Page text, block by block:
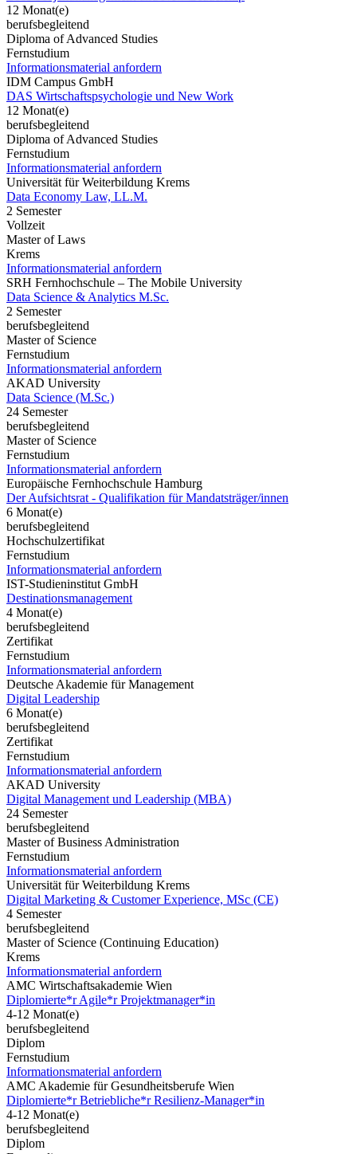
12 Monat(e)
berufsbegleitend
Diploma of Advanced Studies
Fernstudium
Informationsmaterial anfordern
IDM Campus GmbH
DAS Wirtschaftspsychologie und New Work
12 Monat(e)
berufsbegleitend
Diploma of Advanced Studies
Fernstudium
Informationsmaterial anfordern
Universität für Weiterbildung Krems
Data Economy Law, LL.M.
2 Semester
Vollzeit
Master of Laws
Krems
Informationsmaterial anfordern
SRH Fernhochschule – The Mobile University
Data Science & Analytics M.Sc.
2 Semester
berufsbegleitend
Master of Science
Fernstudium
Informationsmaterial anfordern
AKAD University
Data Science (M.Sc.)
24 Semester
berufsbegleitend
Master of Science
Fernstudium
Informationsmaterial anfordern
Europäische Fernhochschule Hamburg
Der Aufsichtsrat - Qualifikation für Mandatsträger/innen
6 Monat(e)
berufsbegleitend
Hochschulzertifikat
Fernstudium
Informationsmaterial anfordern
IST-Studieninstitut GmbH
Destinationsmanagement
4 Monat(e)
berufsbegleitend
Zertifikat
Fernstudium
Informationsmaterial anfordern
Deutsche Akademie für Management
Digital Leadership
6 Monat(e)
berufsbegleitend
Zertifikat
Fernstudium
Informationsmaterial anfordern
AKAD University
Digital Management und Leadership (MBA)
24 Semester
berufsbegleitend
Master of Business Administration
Fernstudium
Informationsmaterial anfordern
Universität für Weiterbildung Krems
Digital Marketing & Customer Experience, MSc (CE)
4 Semester
berufsbegleitend
Master of Science (Continuing Education)
Krems
Informationsmaterial anfordern
AMC Wirtschaftsakademie Wien
Diplomierte*r Agile*r Projektmanager*in
4-12 Monat(e)
berufsbegleitend
Diplom
Fernstudium
Informationsmaterial anfordern
AMC Akademie für Gesundheitsberufe Wien
Diplomierte*r Betriebliche*r Resilienz-Manager*in
4-12 Monat(e)
berufsbegleitend
Diplom